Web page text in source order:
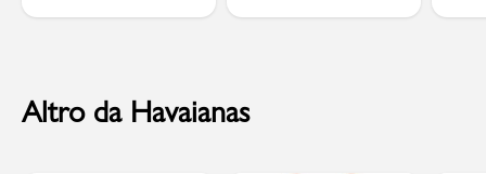
Altro da Havaianas